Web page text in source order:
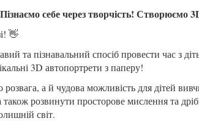
Пізнаємо себе через творчість! Створюємо
👋
та пізнавальний спосіб провести час з
3D автопортрети з паперу!
розвага, а й чудова можливість для дітей
розвинути просторове мислення та
світ.